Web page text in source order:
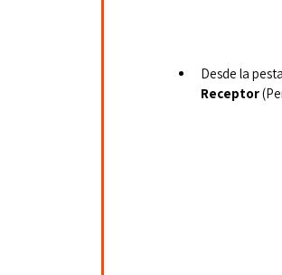
Desde la
Receptor